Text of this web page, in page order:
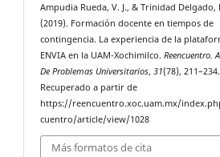
Ampudia Rueda, V. J., & Trinidad Delgado,
(2019). Formación docente en tiempos de
contingencia. La experiencia de la
ENVIA en la UAM-Xochimilco.Reencuentro.
De Problemas Universitarios,31(78), 211–234.
Recuperado a partir de
https://reencuentro.xoc.uam.mx/
cuentro/article/view/1028
Más formatos de cita